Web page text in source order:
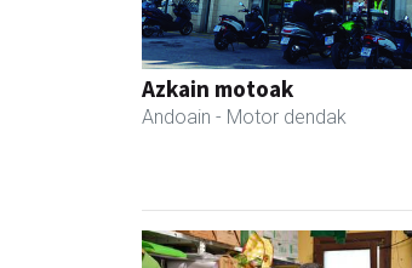
Azkain motoak
Andoain - Motor dendak